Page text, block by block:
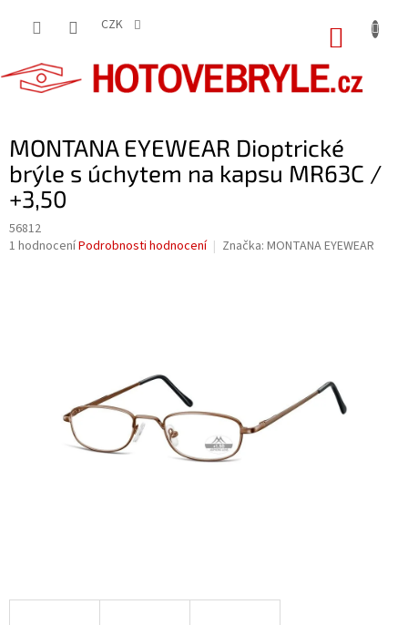
CZK
MONTANA EYEWEAR Dioptrické
brýle s úchytem na kapsu MR63C /
+3,50
56812
Průměrné
1 hodnoceníPodrobnosti hodnocení Značka: MONTANA EYEWEAR